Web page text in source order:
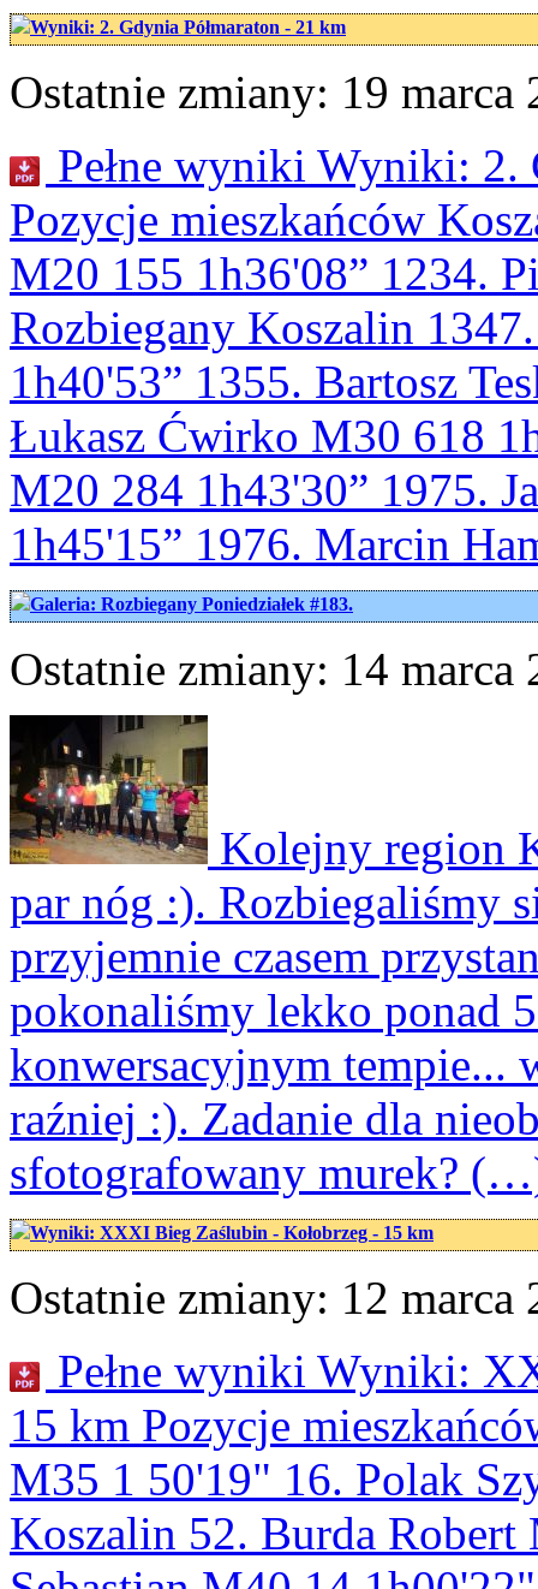
Wyniki: 2. Gdynia Półmaraton - 21 km
Ostatnie zmiany: 19 marca
Pełne wyniki Wyniki: 2.
Pozycje mieszkańców
M20 155 1h36'08” 1234.
Rozbiegany Koszalin
1h40'53” 1355. Bartosz
Łukasz Ćwirko M30 618
M20 284 1h43'30” 1975.
1h45'15” 1976. Marcin
Galeria: Rozbiegany Poniedziałek #183.
Ostatnie zmiany: 14 marca
Kolejny region
par nóg :). Rozbiegaliśmy
przyjemnie czasem
pokonaliśmy lekko ponad
konwersacyjnym tempie...
raźniej :). Zadanie dla
sfotografowany murek?
Wyniki: XXXI Bieg Zaślubin - Kołobrzeg - 15 km
Ostatnie zmiany: 12 marca
Pełne wyniki Wyniki:
15 km Pozycje
M35 1 50'19" 16. Polak
Koszalin 52. Burda